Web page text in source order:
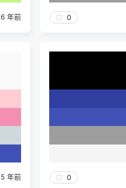
6 年前 0
5 年前 0